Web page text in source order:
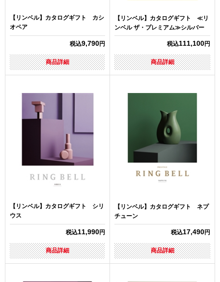
【リンベル】カタログギフト カシ
オペア
税込9,790円
商品詳細
【リンベル】カタログギフト ≪リ
ンベル ザ・プレミアム≫シルバー
税込111,100円
商品詳細
【リンベル】カタログギフト シリ
ウス
税込11,990円
商品詳細
【リンベル】カタログギフト ネプ
チューン
税込17,490円
商品詳細